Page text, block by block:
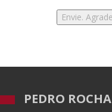
PEDRO ROCHA